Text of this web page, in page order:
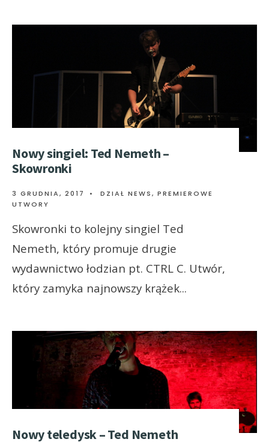
Nowy singiel: Ted Nemeth –
Skowronki
3 GRUDNIA, 2017 • DZIAŁ NEWS, PREMIEROWE
UTWORY
Skowronki to kolejny singiel Ted
Nemeth, który promuje drugie
wydawnictwo łodzian pt. CTRL C. Utwór,
który zamyka najnowszy krążek...
Nowy teledysk – Ted Nemeth